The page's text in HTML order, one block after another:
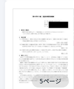
5ページ